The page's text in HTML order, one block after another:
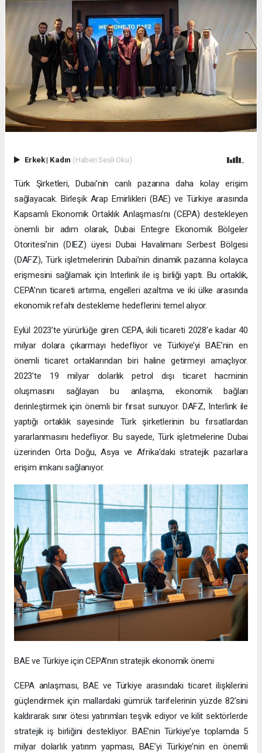
Erkek| Kadın (Haberi Sesli Oku)
Türk Şirketleri, Dubai’nin canlı pazarına daha kolay erişim
sağlayacak. Birleşik Arap Emirlikleri (BAE) ve Türkiye arasında
Kapsamlı Ekonomik Ortaklık Anlaşması’nı (CEPA) destekleyen
önemli bir adım olarak, Dubai Entegre Ekonomik Bölgeler
Otoritesi’nin (DIEZ) üyesi Dubai Havalimanı Serbest Bölgesi
(DAFZ), Türk işletmelerinin Dubai’nin dinamik pazarına kolayca
erişmesini sağlamak için Interlink ile iş birliği yaptı. Bu ortaklık,
CEPA’nın ticareti artırma, engelleri azaltma ve iki ülke arasında
ekonomik refahı destekleme hedeflerini temel alıyor.
Eylül 2023’te yürürlüğe giren CEPA, ikili ticareti 2028’e kadar 40
milyar dolara çıkarmayı hedefliyor ve Türkiye’yi BAE’nin en
önemli ticaret ortaklarından biri haline getirmeyi amaçlıyor.
2023’te 19 milyar dolarlık petrol dışı ticaret hacminin
oluşmasını sağlayan bu anlaşma, ekonomik bağları
derinleştirmek için önemli bir fırsat sunuyor. DAFZ, Interlink ile
yaptığı ortaklık sayesinde Türk şirketlerinin bu fırsatlardan
yararlanmasını hedefliyor. Bu sayede, Türk işletmelerine Dubai
üzerinden Orta Doğu, Asya ve Afrika’daki stratejik pazarlara
erişim imkanı sağlanıyor.
BAE ve Türkiye için CEPA’nın stratejik ekonomik önemi
CEPA anlaşması, BAE ve Türkiye arasındaki ticaret ilişkilerini
güçlendirmek için mallardaki gümrük tarifelerinin yüzde 82’sini
kaldırarak sınır ötesi yatırımları teşvik ediyor ve kilit sektörlerde
stratejik iş birliğini destekliyor. BAE’nin Türkiye’ye toplamda 5
milyar dolarlık yatırım yapması, BAE’yi Türkiye’nin en önemli